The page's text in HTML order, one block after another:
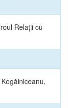
Relații cu